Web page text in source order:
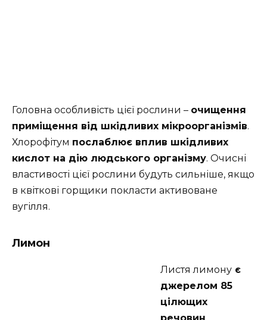
Головна особливість цієї рослини – очищення
приміщення від шкідливих мікроорганізмів.
Хлорофітум послаблює вплив шкідливих
кислот на дію людського організму. Очисні
властивості цієї рослини будуть сильніше, якщо
в квіткові горщики покласти активоване
вугілля.
Лимон
Листя лимону є
джерелом 85
цілющих
речовин